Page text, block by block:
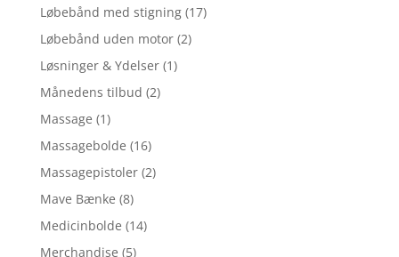
Løbebånd med stigning (17)
Løbebånd uden motor (2)
Løsninger & Ydelser (1)
Månedens tilbud (2)
Massage (1)
Massagebolde (16)
Massagepistoler (2)
Mave Bænke (8)
Medicinbolde (14)
Merchandise (5)